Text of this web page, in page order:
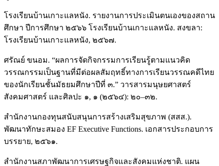
โรงเรียนบ้านเกาะแลหนัง. รายงานการประเมินตนเองของสถาน
ศึกษา ปีการศึกษา ๒๕๖๖ โรงเรียนบ้านเกาะแลหนัง. สงขลา:
โรงเรียนบ้านเกาะแลหนัง, ๒๕๖๗.
ศรัณย์ ขนอม. “ผลการจัดกิจกรรมการเรียนรู้ตามแนวคิด
วรรณกรรมเป็นฐานที่มีต่อผลสัมฤทธิ์ทางการเรียนวรรณคดีไทย
ของนักเรียนชั้นมัธยมศึกษาปีที่ ๓.” วารสารมนุษยศาสตร์
สังคมศาสตร์ และศิลปะ ๑, ๑ (๒๕๖๔): ๒๐–๓๒.
สำนักงานกองทุนสนับสนุนการสร้างเสริมสุขภาพ (สสส.).
พัฒนาทักษะสมอง EF Executive Functions. เอกสารประกอบการ
บรรยาย, ๒๕๖๑.
สำนักงานสภาพัฒนาการเศรษฐกิจและสังคมแห่งชาติ. แผน